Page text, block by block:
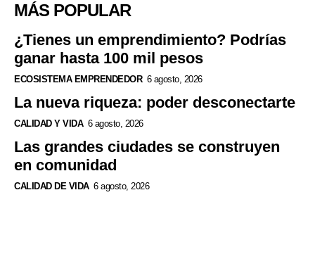
MÁS POPULAR
¿Tienes un emprendimiento? Podrías
ganar hasta 100 mil pesos
ECOSISTEMA EMPRENDEDOR 6 agosto, 2026
La nueva riqueza: poder desconectarte
CALIDAD Y VIDA 6 agosto, 2026
Las grandes ciudades se construyen
en comunidad
CALIDAD DE VIDA 6 agosto, 2026